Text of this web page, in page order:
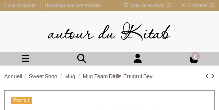
Nous contacter Historique des commandes Liste de souhaits (0) Comparer (0)
0
Accueil Sweet Shop Mug Mug Team Dirilis Ertugrul Bey
Promo !